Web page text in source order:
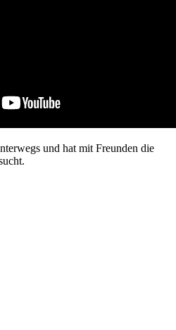
und hat mit Freunden die